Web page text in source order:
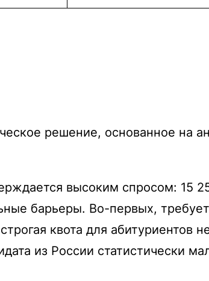
решение, основанное на
высоким спросом: 15
барьеры. Во-первых,
квота для абитуриентов
из России статистически